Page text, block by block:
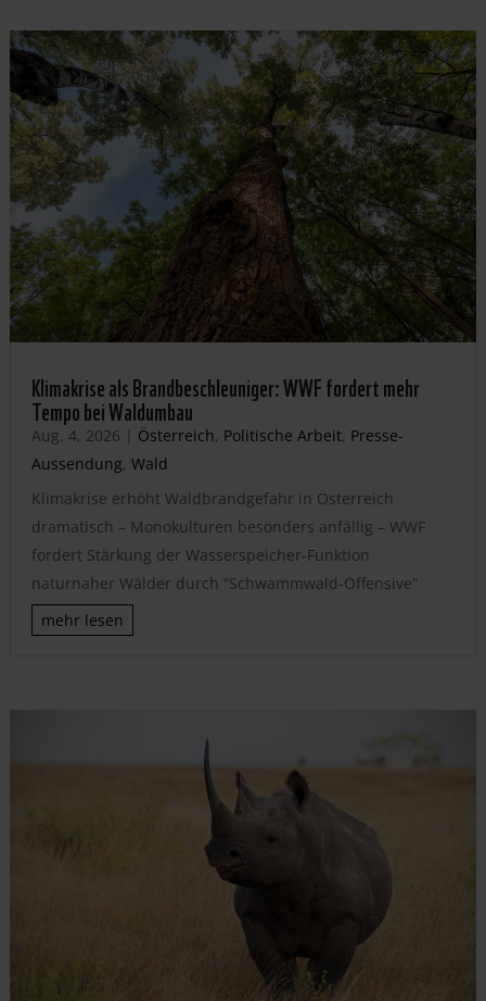
Klimakrise als Brandbeschleuniger: WWF fordert mehr
Tempo bei Waldumbau
Aug. 4, 2026 | Österreich, Politische Arbeit, Presse-
Aussendung, Wald
Klimakrise erhöht Waldbrandgefahr in Österreich
dramatisch – Monokulturen besonders anfällig – WWF
fordert Stärkung der Wasserspeicher-Funktion
naturnaher Wälder durch “Schwammwald-Offensive”
mehr lesen